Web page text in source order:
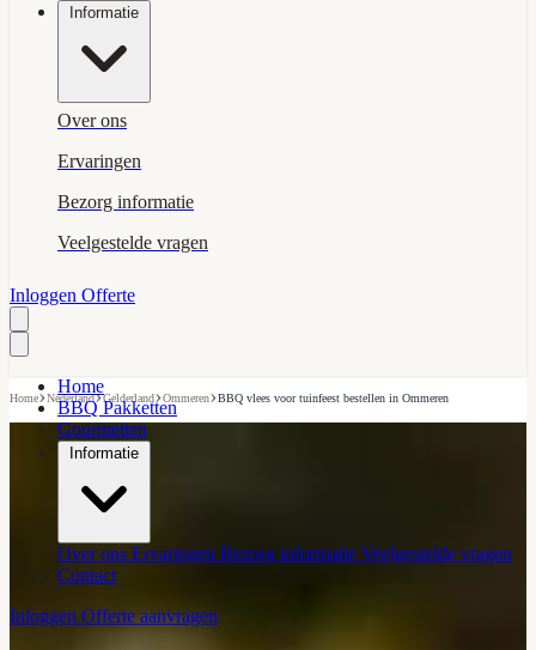
Informatie
Over ons
Ervaringen
Bezorg informatie
Veelgestelde vragen
Inloggen Offerte
Home
BBQ Pakketten
Gourmetten
Informatie
Over ons Ervaringen Bezorg informatie Veelgestelde vragen
Contact
Inloggen Offerte aanvragen
Home›Nederland›Gelderland›Ommeren›BBQ vlees voor tuinfeest bestellen in Ommeren